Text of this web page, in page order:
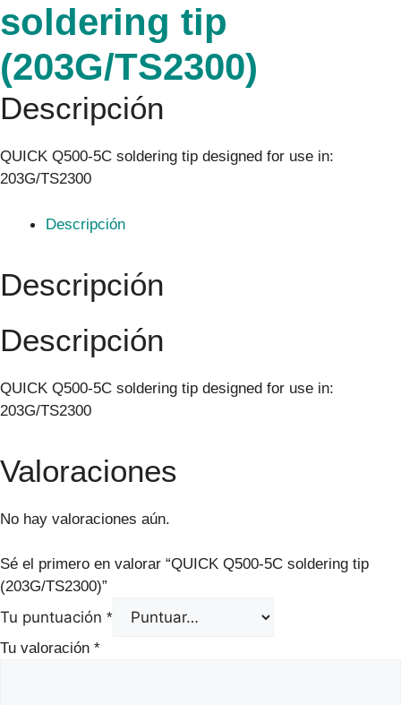
soldering tip
(203G/TS2300)
Descripción
QUICK Q500-5C soldering tip designed for use in:
203G/TS2300
Descripción
Descripción
Descripción
QUICK Q500-5C soldering tip designed for use in:
203G/TS2300
Valoraciones
No hay valoraciones aún.
Sé el primero en valorar “QUICK Q500-5C soldering tip
(203G/TS2300)”
Tu puntuación *
Tu valoración *